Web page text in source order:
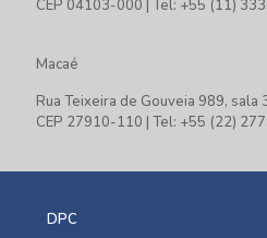
CEP 04103-000 | Tel: +55 (11)
Macaé
Rua Teixeira de Gouveia 989, sala
CEP 27910-110 | Tel: +55 (22)
DPC